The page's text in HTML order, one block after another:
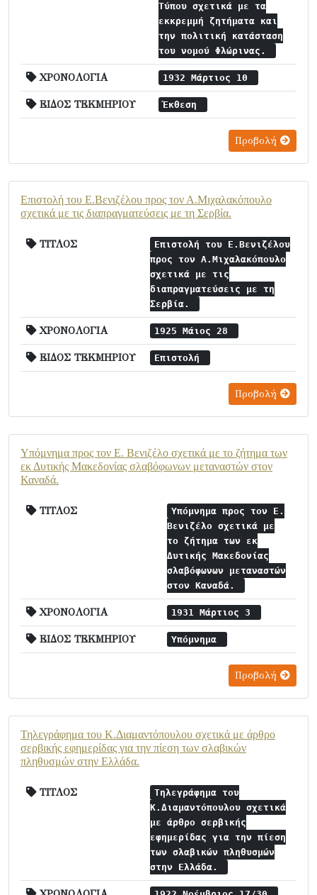
Τύπου σχετικά με τα
εκκρεμμή ζητήματα και
την πολιτική κατάσταση
του νομού Φλώρινας.
ΧΡΟΝΟΛΟΓΙΑ 1932 Μάρτιος 10
ΕΙΔΟΣ ΤΕΚΜΗΡΙΟΥ Έκθεση
Προβολή
Επιστολή του Ε.Βενιζέλου προς τον Α.Μιχαλακόπουλο
σχετικά με τις διαπραγματεύσεις με τη Σερβία.
ΤΙΤΛΟΣ
Επιστολή του Ε.Βενιζέλου
προς τον Α.Μιχαλακόπουλο
σχετικά με τις
διαπραγματεύσεις με τη
Σερβία.
ΧΡΟΝΟΛΟΓΙΑ 1925 Μάιος 28
ΕΙΔΟΣ ΤΕΚΜΗΡΙΟΥ Επιστολή
Προβολή
Υπόμνημα προς τον Ε. Βενιζέλο σχετικά με το ζήτημα των
εκ Δυτικής Μακεδονίας σλαβόφωνων μεταναστών στον
Καναδά.
ΤΙΤΛΟΣ
Υπόμνημα προς τον Ε.
Βενιζέλο σχετικά με
το ζήτημα των εκ
Δυτικής Μακεδονίας
σλαβόφωνων μεταναστών
στον Καναδά.
ΧΡΟΝΟΛΟΓΙΑ 1931 Μάρτιος 3
ΕΙΔΟΣ ΤΕΚΜΗΡΙΟΥ Υπόμνημα
Προβολή
Τηλεγράφημα του Κ.Διαμαντόπουλου σχετικά με άρθρο
σερβικής εφημερίδας για την πίεση των σλαβικών
πληθυσμών στην Ελλάδα.
ΤΙΤΛΟΣ
Τηλεγράφημα του
Κ.Διαμαντόπουλου σχετικά
με άρθρο σερβικής
εφημερίδας για την πίεση
των σλαβικών πληθυσμών
στην Ελλάδα.